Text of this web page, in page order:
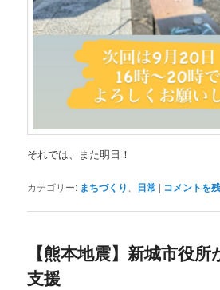
それでは、また明日！
カテゴリー: まちづくり 日常 | コメントを
【熊本地震】新城市役所
支援